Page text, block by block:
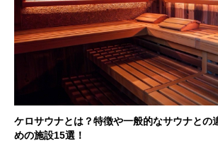
ケロサウナとは？特徴や一般的なサウナとの
めの施設15選！